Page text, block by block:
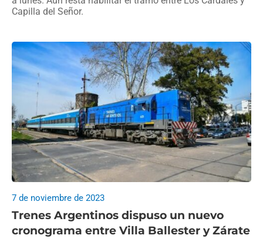
Capilla del Señor.
Trenes Argentinos dispuso un nuevo
cronograma entre Villa Ballester y Zárate
7 de noviembre de 2023